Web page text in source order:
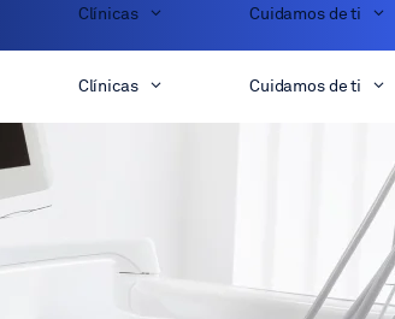
Clínicas Cuidamos de ti
Clínicas Cuidamos de ti